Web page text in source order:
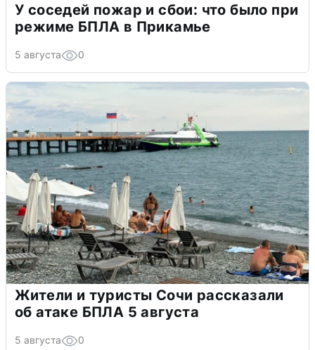
У соседей пожар и сбои: что было при
режиме БПЛА в Прикамье
5 августа 0
Жители и туристы Сочи рассказали
об атаке БПЛА 5 августа
5 августа 0